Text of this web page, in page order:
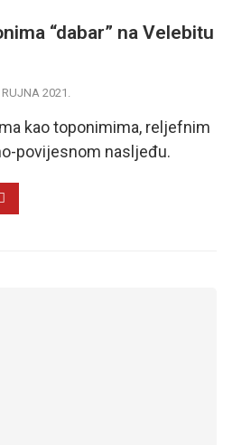
“dabar” na Velebitu
RUJNA 2021.
kao toponimima, reljefnim
povijesnom nasljeđu.